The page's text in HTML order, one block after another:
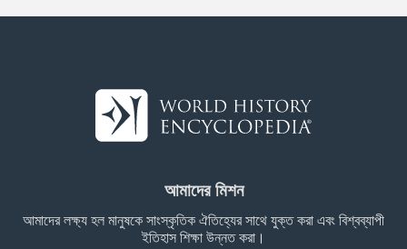
আমাদের মিশন
আমাদের লক্ষ্য হল মানুষকে সাংস্কৃতিক ঐতিহ্যের সাথে যুক্ত করা এবং বিশ্বব্যাপী
ইতিহাস শিক্ষা উন্নত করা।